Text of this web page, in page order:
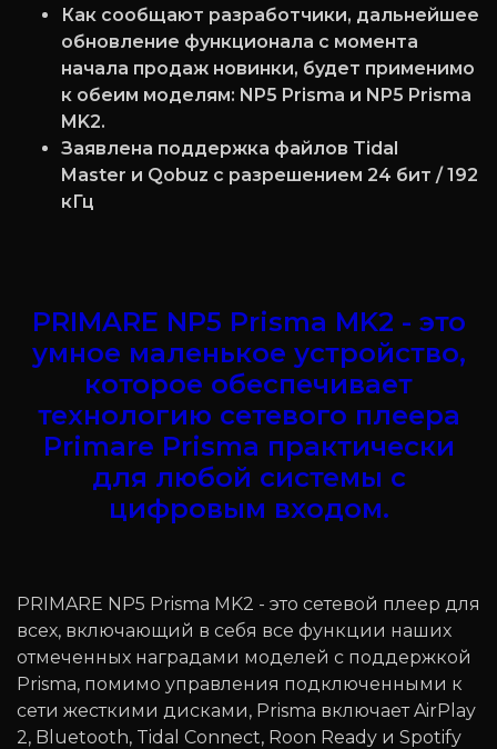
Как сообщают разработчики, дальнейшее
обновление функционала с момента
начала продаж новинки, будет применимо
к обеим моделям: NP5 Prisma и NP5 Prisma
MK2.
Заявлена поддержка файлов Tidal
Master и Qobuz с разрешением 24 бит / 192
кГц
PRIMARE NP5 Prisma MK2 - это
умное маленькое устройство,
которое обеспечивает
технологию сетевого плеера
Primare Prisma практически
для любой системы с
цифровым входом.
PRIMARE NP5 Prisma MK2 - это сетевой плеер для
всех, включающий в себя все функции наших
отмеченных наградами моделей с поддержкой
Prisma, помимо управления подключенными к
сети жесткими дисками, Prisma включает AirPlay
2, Bluetooth, Tidal Connect, Roon Ready и Spotify